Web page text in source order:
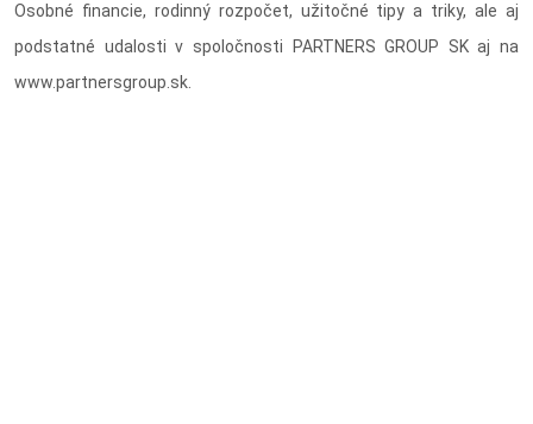
Osobné financie, rodinný rozpočet, užitočné tipy a triky, ale aj
podstatné udalosti v spoločnosti PARTNERS GROUP SK aj na
www.partnersgroup.sk.